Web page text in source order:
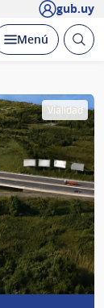
gub.uy
Desplegar
Menú Abrir
Vialidad